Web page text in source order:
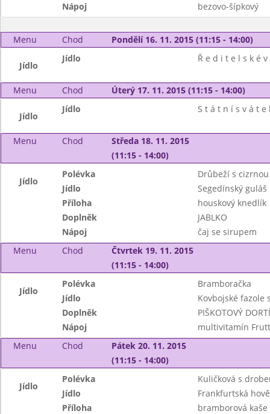
Nápoj
bezovo-šípkový
Menu Chod Pondělí 16. 11. 2015 (11:15 - 14:00)
Jídlo
Jídlo Ř e d i t e l s k é
Menu Chod Úterý 17. 11. 2015 (11:15 - 14:00)
Jídlo
Jídlo S t á t n í s v á t e
Menu Chod
Středa 18. 11. 2015
(11:15 - 14:00)
Jídlo
Polévka
Drůbeží s
Jídlo
Segedínský guláš
Příloha
houskový knedlík
Doplněk
JABLKO
Nápoj
čaj se sirupem
Menu
Chod
Čtvrtek 19. 11. 2015
(11:15 - 14:00)
Jídlo
Polévka
Bramboračka
Jídlo
Kovbojské fazole
Doplněk
PIŠKOTOVÝ
Nápoj
multivitamín
Menu
Chod
Pátek 20. 11. 2015
(11:15 - 14:00)
Jídlo
Polévka
Kuličková s
Jídlo
Frankfurtská
Příloha
bramborová kaše